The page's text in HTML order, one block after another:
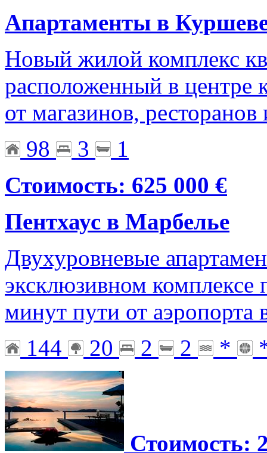
Апартаменты в
Новый жилой комплекс
расположенный в центре
от магазинов,
98
3
1
Стоимость: 625 000 €
Пентхаус в Марбелье
Двухуровневые
эксклюзивном комплексе
минут пути от аэропорта
144
20 2 2 *
Стоимость: